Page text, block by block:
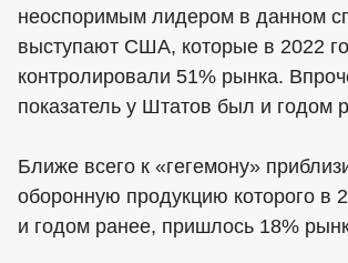
неоспоримым лидером в данном
выступают США, которые в 2022
контролировали 51% рынка.
показатель у Штатов был и годом
Ближе всего к «гегемону»
оборонную продукцию которого в
и годом ранее, пришлось 18%